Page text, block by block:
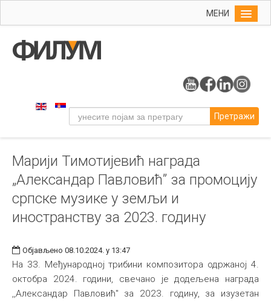
МЕНИ
Упис
Уметност
Музичка уметност
Примењена и ликовна уметност
Галерија
Издаваштво
Библиотека
Студенти
Претражи
Марији Тимотијевић награда
„Александар Павловић” за промоцију
српске музике у земљи и
иностранству за 2023. годину
Објављено 08.10.2024. у 13:47
На 33. Међународној трибини композитора одржаној 4.
октобра 2024. години, свечано је додељена награда
,,Александар Павловић" за 2023. годину, за изузетан